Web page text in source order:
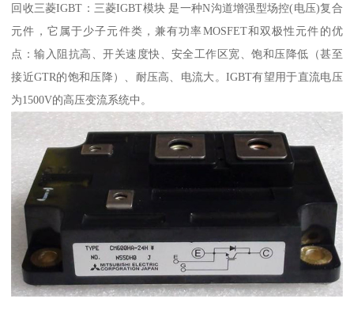
回收三菱IGBT：三菱IGBT模块 是一种N沟道增强型场控(电压)复合
元件，它属于少子元件类，兼有功率MOSFET和双极性元件的优
点：输入阻抗高、开关速度快、安全工作区宽、饱和压降低（甚至
接近GTR的饱和压降）、耐压高、电流大。IGBT有望用于直流电压
为1500V的高压变流系统中。